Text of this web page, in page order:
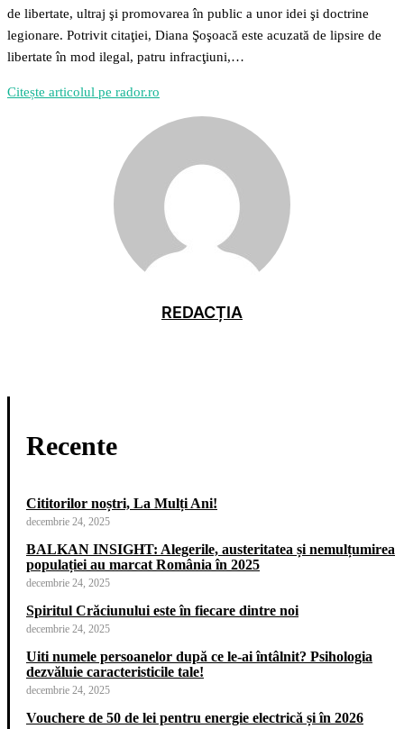
de libertate, ultraj şi promovarea în public a unor idei şi doctrine
legionare. Potrivit citaţiei, Diana Şoşoacă este acuzată de lipsire de
libertate în mod ilegal, patru infracţiuni,…
Citește articolul pe rador.ro
REDACȚIA
Recente
Cititorilor noștri, La Mulți Ani!
decembrie 24, 2025
BALKAN INSIGHT: Alegerile, austeritatea și nemulțumirea
populației au marcat România în 2025
decembrie 24, 2025
Spiritul Crăciunului este în fiecare dintre noi
decembrie 24, 2025
Uiti numele persoanelor după ce le-ai întâlnit? Psihologia
dezvăluie caracteristicile tale!
decembrie 24, 2025
Vouchere de 50 de lei pentru energie electrică și în 2026